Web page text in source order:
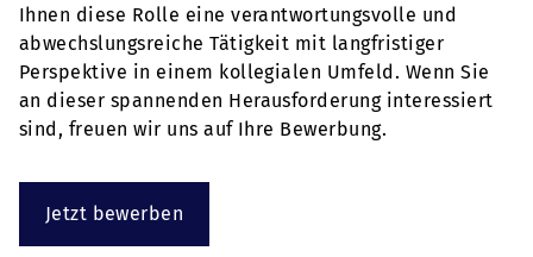
Ihnen diese Rolle eine verantwortungsvolle und
abwechslungsreiche Tätigkeit mit langfristiger
Perspektive in einem kollegialen Umfeld. Wenn Sie
an dieser spannenden Herausforderung interessiert
sind, freuen wir uns auf Ihre Bewerbung.
Jetzt bewerben